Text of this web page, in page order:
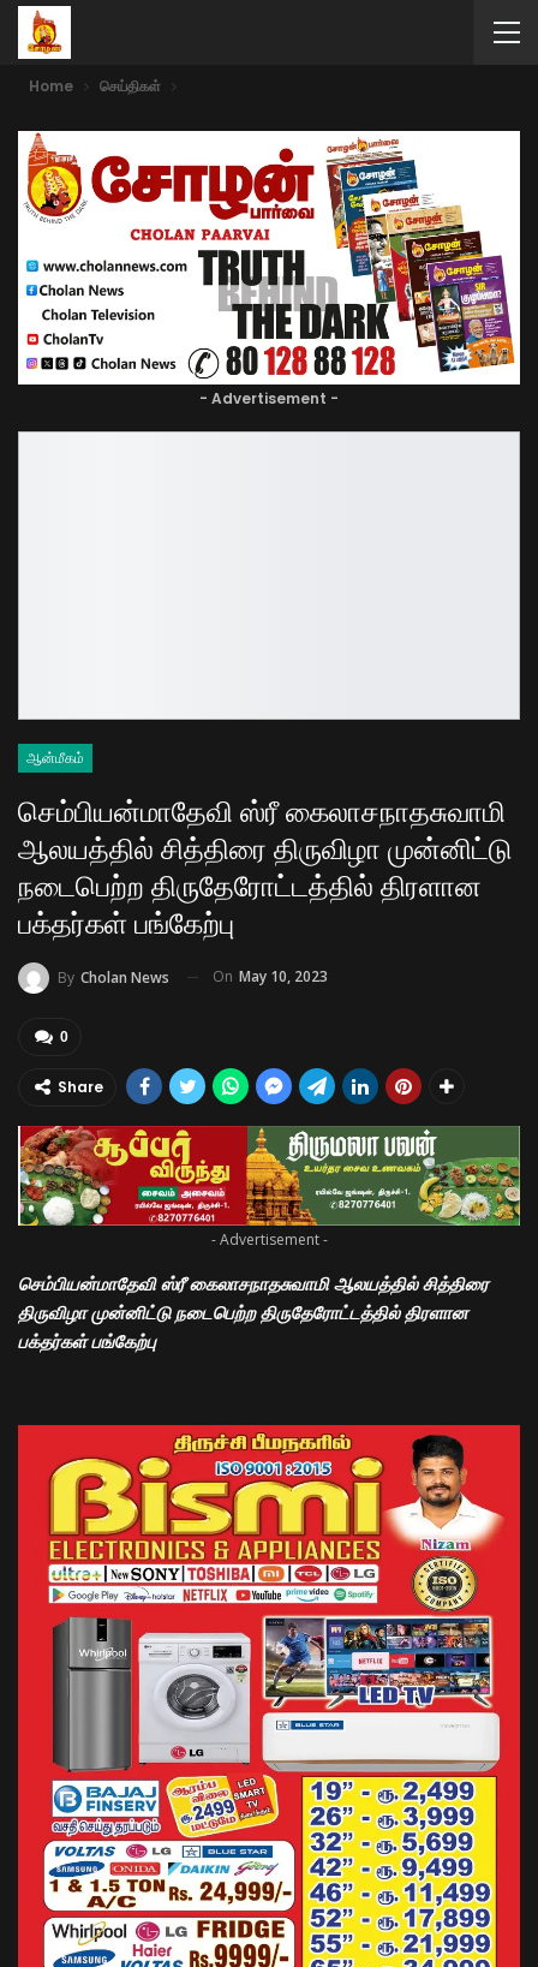
Home செய்திகள்
- Advertisement -
ஆன்மீகம்
செம்பியன்மாதேவி ஸ்ரீ கைலாசநாதசுவாமி
ஆலயத்தில் சித்திரை திருவிழா முன்னிட்டு
நடைபெற்ற திருதேரோட்டத்தில் திரளான
பக்தர்கள் பங்கேற்பு
By Cholan News On May 10, 2023
0
Share
- Advertisement -
செம்பியன்மாதேவி ஸ்ரீ கைலாசநாதசுவாமி ஆலயத்தில் சித்திரை
திருவிழா முன்னிட்டு நடைபெற்ற திருதேரோட்டத்தில் திரளான
பக்தர்கள் பங்கேற்பு